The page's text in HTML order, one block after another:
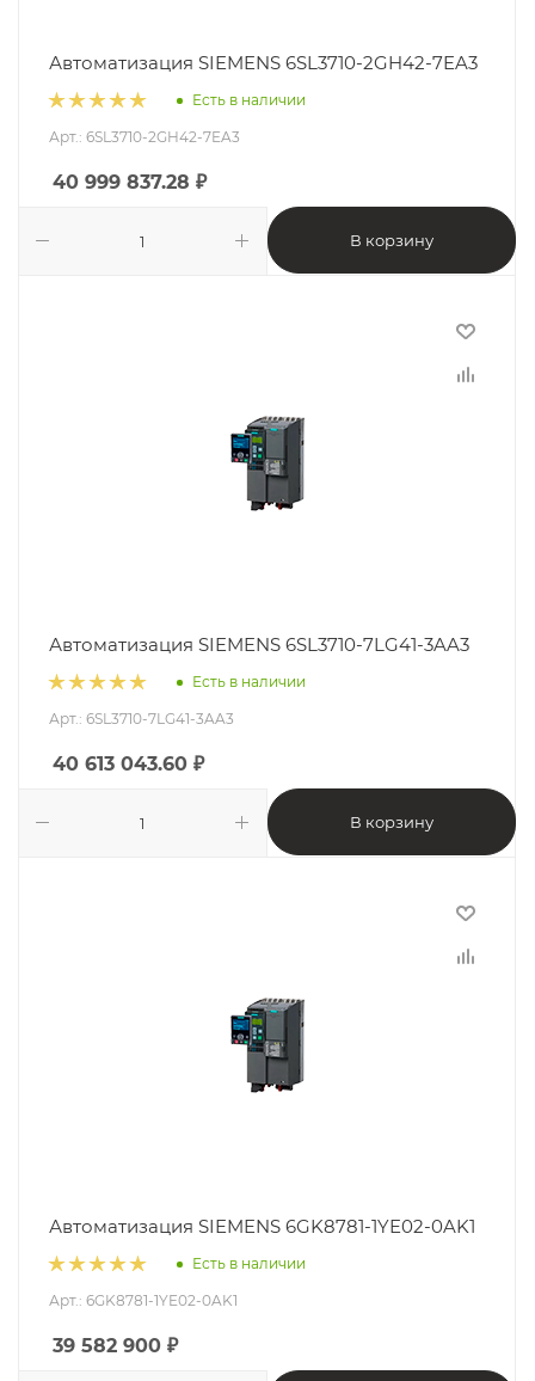
Автоматизация SIEMENS 6SL3710-2GH42-7EA3
Есть в наличии
Арт.: 6SL3710-2GH42-7EA3
40 999 837.28 ₽
В корзину
Автоматизация SIEMENS 6SL3710-7LG41-3AA3
Есть в наличии
Арт.: 6SL3710-7LG41-3AA3
40 613 043.60 ₽
В корзину
Автоматизация SIEMENS 6GK8781-1YE02-0AK1
Есть в наличии
Арт.: 6GK8781-1YE02-0AK1
39 582 900 ₽